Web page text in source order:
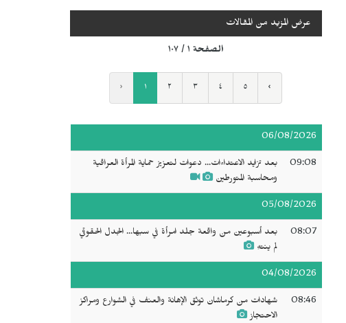
عرض المزيد من المقالات
الصفحة ١ / ١٠٧
‹ ١ ٢ ٣ ٤ ٥ ›
06/08/2026
09:08
بعد تزايد الاعتداءات... دعوات لتعزيز حماية المرأة العراقية
ومحاسبة المتورطين
05/08/2026
08:07
بعد أسبوعين من واقعة جلد امرأة في سبها... الجدل الحقوقي
لم ينتهِ
04/08/2026
08:46
شهادات من كرماشان توثق الإهانة والعنف في الشوارع ومراكز
الاحتجاز